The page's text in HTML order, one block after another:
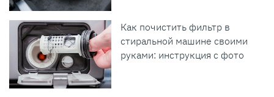
Как почистить фильтр в
стиральной машине своими
руками: инструкция с фото